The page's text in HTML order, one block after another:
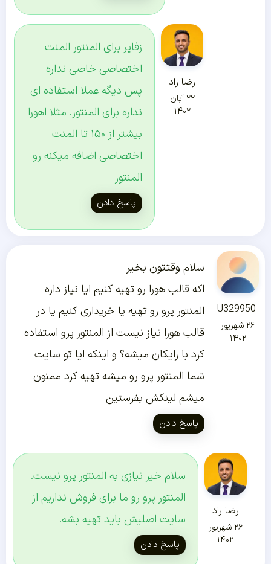
رضا راد
۲۲ آبان
۱۴۰۲
زفایر برای المنتور المنت
اختصاصی خاصی نداره
پس دیگه عملا استفاده ای
نداره برای المنتور. مثلا اهورا
بیشتر از ۱۵۰ تا المنت
اختصاصی اضافه میکنه رو
المنتور
پاسخ دادن
U329950
۲۶ شهریور
۱۴۰۲
سلام وقتتون بخیر
اکه قالب هورا رو تهیه کنیم ایا نیاز داره
المنتور پرو رو تهیه یا خریداری کنیم یا در
قالب هورا نیاز نیست از المنتور پرو استفاده
کرد با رایکان میشه؟ و اینکه ایا تو سایت
شما المنتور پرو رو میشه تهیه کرد ممنون
میشم لینکش بفرستین
پاسخ دادن
رضا راد
۲۶ شهریور
۱۴۰۲
سلام خیر نیازی به المنتور پرو نیست.
المنتور پرو رو ما برای فروش نداریم از
سایت اصلیش باید تهیه بشه.
پاسخ دادن